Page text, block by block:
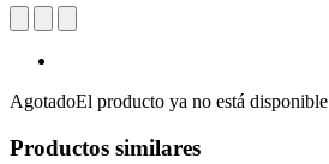
AgotadoEl producto ya no está
Productos similares